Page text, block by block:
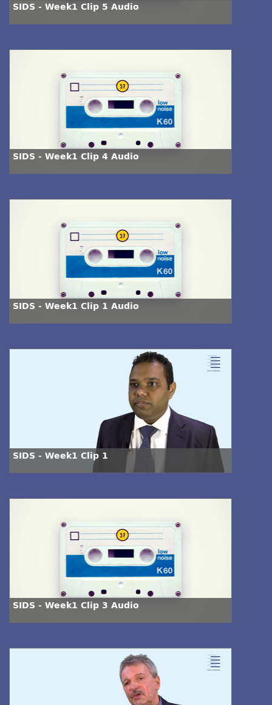
SIDS - Week1 Clip 5 Audio
SIDS - Week1 Clip 4 Audio
SIDS - Week1 Clip 1 Audio
SIDS - Week1 Clip 1
SIDS - Week1 Clip 3 Audio